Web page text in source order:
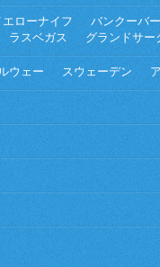
エローナイフ バンクーバー
ラスベガス グランドサー
ウェー スウェーデン